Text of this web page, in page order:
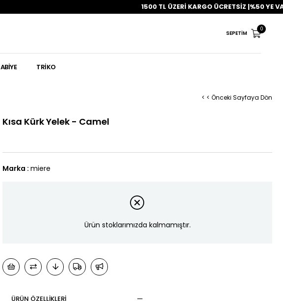
1500 TL ÜZERİ KARGO ÜCRETSİZ |%50 YE VARAN
SEPETIM
0
ABIYE TRIKO
< < Önceki Sayfaya Dön
Kısa Kürk Yelek - Camel
Marka : miere
Ürün stoklarımızda kalmamıştır.
ÜRÜN ÖZELLIKLERI